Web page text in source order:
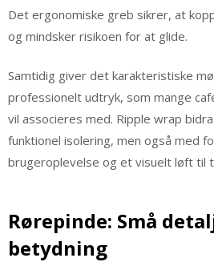
Det ergonomiske greb sikrer, at
og mindsker risikoen for at glide.
Samtidig giver det karakteristiske
professionelt udtryk, som mange
vil associeres med. Ripple wrap
funktionel isolering, men også med
brugeroplevelse og et visuelt løft til
Rørepinde: Små
betydning